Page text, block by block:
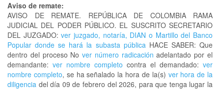
Aviso de remate:
AVISO DE REMATE. REPÚBLICA DE COLOMBIA RAMA
JUDICIAL DEL PODER PÚBLICO. EL SUSCRITO SECRETARIO
DEL JUZGADO: ver juzgado, notaría, DIAN o Martillo del Banco
Popular donde se hará la subasta públicaHACE SABER: Que
dentro del proceso Nover número radicación adelantado por el
demandante: ver nombre completo contra el demandado: ver
nombre completo, se ha señalado la hora de la(s) ver hora de la
diligencia del día 09 de febrero del 2026, para que tenga lugar la